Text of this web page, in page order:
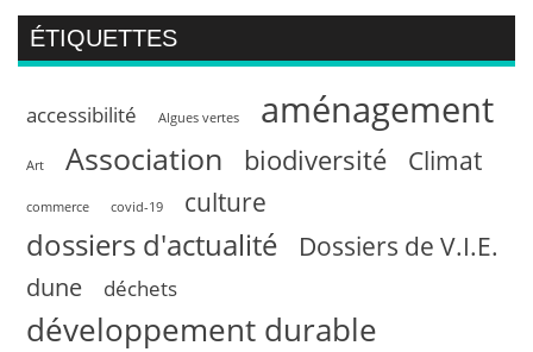
ÉTIQUETTES
accessibilité Algues vertes aménagement
Art Association biodiversité Climat
commerce covid-19 culture
dossiers d'actualité Dossiers de V.I.E.
dune déchets
développement durable